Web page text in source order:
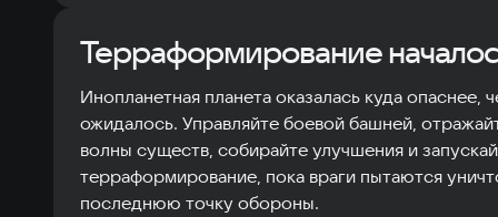
Терраформирование
Инопланетная планета оказалась куда опаснее,
ожидалось. Управляйте боевой башней,
волны существ, собирайте улучшения и
терраформирование, пока враги пытаются
последнюю точку обороны.